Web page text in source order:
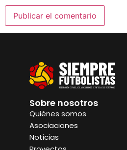
Sobre nosotros
Quiénes somos
Asociaciones
Noticias